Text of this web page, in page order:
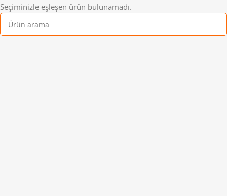
Seçiminizle eşleşen ürün bulunamadı.